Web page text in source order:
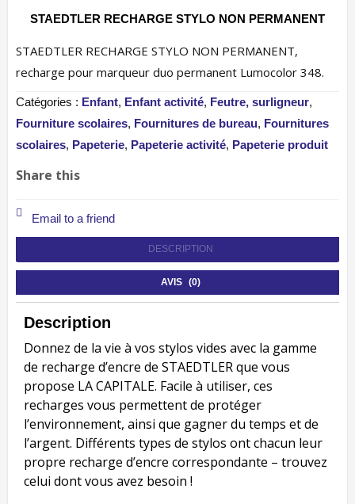
STAEDTLER RECHARGE STYLO NON PERMANENT
STAEDTLER RECHARGE STYLO NON PERMANENT,
recharge pour marqueur duo permanent Lumocolor 348.
Catégories : Enfant, Enfant activité, Feutre, surligneur,
Fourniture scolaires, Fournitures de bureau, Fournitures
scolaires, Papeterie, Papeterie activité, Papeterie produit
Share this
Email to a friend
DESCRIPTION
AVIS (0)
Description
Donnez de la vie à vos stylos vides avec la gamme
de recharge d’encre de STAEDTLER que vous
propose LA CAPITALE. Facile à utiliser, ces
recharges vous permettent de protéger
l’environnement, ainsi que gagner du temps et de
l’argent. Différents types de stylos ont chacun leur
propre recharge d’encre correspondante – trouvez
celui dont vous avez besoin !